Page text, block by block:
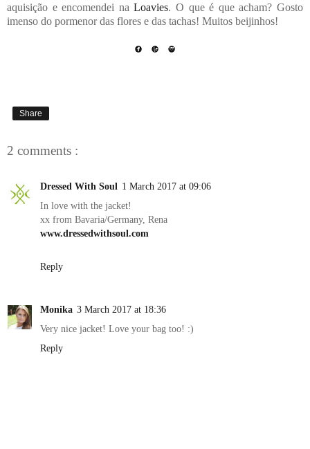
aquisição e encomendei naLoavies. O que é que acham? Gosto
imenso do pormenor das flores e das tachas! Muitos beijinhos!
Share
2 comments :
Dressed With Soul 1 March 2017 at 09:06
In love with the jacket!
xx from Bavaria/Germany, Rena
www.dressedwithsoul.com
Reply
Monika 3 March 2017 at 18:36
Very nice jacket! Love your bag too! :)
Reply